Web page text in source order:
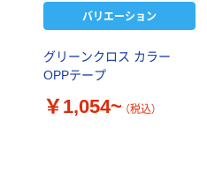
バリエーション
グリーンクロス カラー
OPPテープ
￥1,054~ （税込）